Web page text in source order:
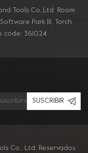
Tools Co.,Ltd. Room
Park Ill, Torch
code: 361024
SUSCRIBIR
Co., Ltd. Reservados